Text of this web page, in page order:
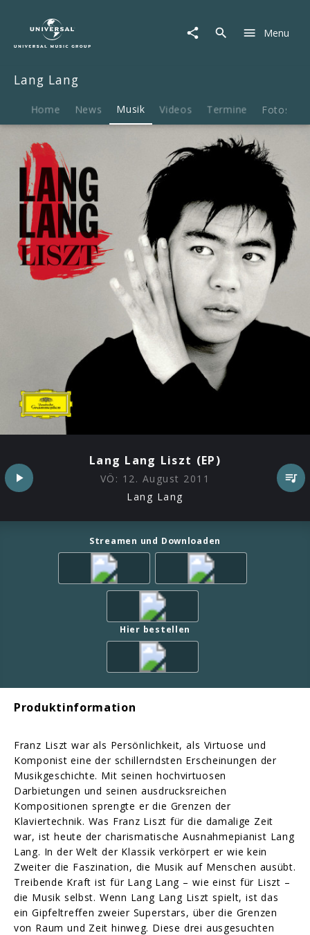
Musik
Lang
(EP)
Menu
Lang Lang
Home News Musik Videos Termine Fotos
Lang Lang Liszt (EP)
VÖ: 12. August 2011
Lang Lang
Streamen und Downloaden
Hier bestellen
Produktinformation
Franz Liszt war als Persönlichkeit, als Virtuose und
Komponist eine der schillerndsten Erscheinungen der
Musikgeschichte. Mit seinen hochvirtuosen
Darbietungen und seinen ausdrucksreichen
Kompositionen sprengte er die Grenzen der
Klaviertechnik. Was Franz Liszt für die damalige Zeit
war, ist heute der charismatische Ausnahmepianist Lang
Lang. In der Welt der Klassik verkörpert er wie kein
Zweiter die Faszination, die Musik auf Menschen ausübt.
Treibende Kraft ist für Lang Lang – wie einst für Liszt –
die Musik selbst. Wenn Lang Lang Liszt spielt, ist das
ein Gipfeltreffen zweier Superstars, über die Grenzen
von Raum und Zeit hinweg. Diese drei ausgesuchten